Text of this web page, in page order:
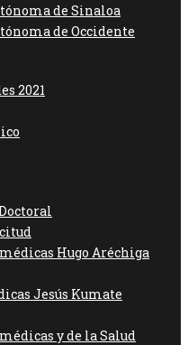
de Sinaloa
de Occidente
2021
Hugo Aréchiga
Jesús Kumate
y de la Salud